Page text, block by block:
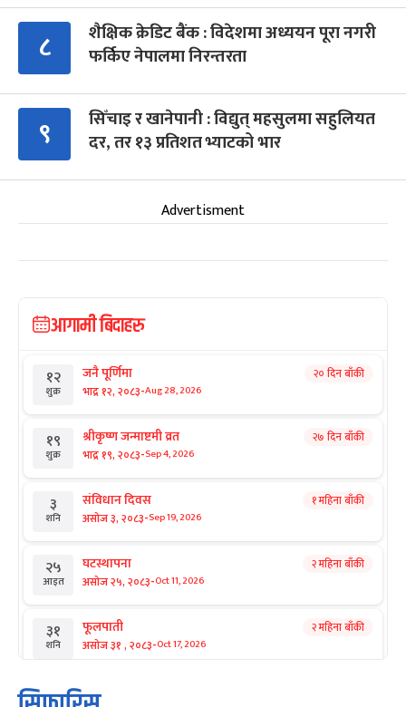
८
शैक्षिक क्रेडिट बैंक : विदेशमा अध्ययन पूरा नगरी
फर्किए नेपालमा निरन्तरता
९
सिँचाइ र खानेपानी : विद्युत् महसुलमा सहुलियत
दर, तर १३ प्रतिशत भ्याटको भार
Advertisment
आगामी बिदाहरु
१२
शुक्र
जनै पूर्णिमा
भाद्र १२, २०८३-Aug 28, 2026
२० दिन बाँकी
१९
शुक्र
श्रीकृष्ण जन्माष्टमी व्रत
भाद्र १९, २०८३-Sep 4, 2026
२७ दिन बाँकी
३
शनि
संविधान दिवस
असोज ३, २०८३-Sep 19, 2026
१ महिना बाँकी
२५
आइत
घटस्थापना
असोज २५, २०८३-Oct 11, 2026
२ महिना बाँकी
३१
शनि
फूलपाती
असोज ३१ , २०८३-Oct 17, 2026
२ महिना बाँकी
१ कार्तिक सङ्क्रान्ति